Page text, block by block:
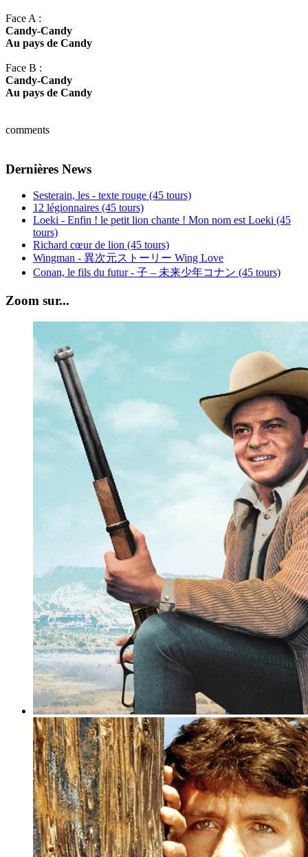
Face A :
Candy-Candy
Au pays de Candy
Face B :
Candy-Candy
Au pays de Candy
comments
Dernières News
Sesterain, les - texte rouge (45 tours)
12 légionnaires (45 tours)
Loeki - Enfin ! le petit lion chante ! Mon nom est Loeki (45
tours)
Richard cœur de lion (45 tours)
Wingman - 異次元ストーリー Wing Love
Conan, le fils du futur - 子 – 未来少年コナン (45 tours)
Zoom sur...